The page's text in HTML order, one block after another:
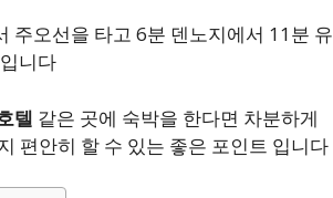
주오선을 타고 6분 덴노지에서 11분 유
니다
텔 같은 곳에 숙박을 한다면 차분하게
편안히 할 수 있는 좋은 포인트 입니다